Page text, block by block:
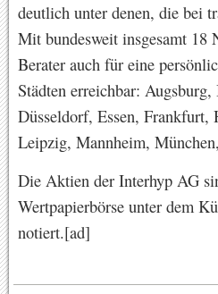
deutlich unter denen, die bei
Mit bundesweit insgesamt 18
Berater auch für eine
Städten erreichbar:
Düsseldorf, Essen,
Leipzig, Mannheim,
Die Aktien der Interhyp AG
Wertpapierbörse unter dem
notiert.[ad]